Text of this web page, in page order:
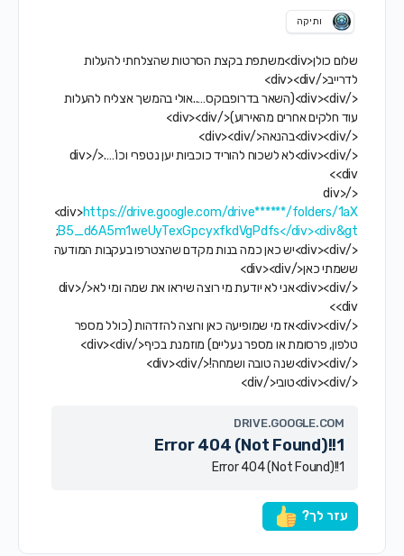
ותיקה
שלום כולן<div>משתפת בקצת הסרטות שהצלחתי להעלות
לדרייב</div><div>
</div><div>(השאר בדרופבוקס…..אולי בהמשך אצליח להעלות
עוד חלקים אחרים מהאירוע)</div><div>
</div><div>בהנאה</div><div>
</div><div>לא לשכוח להוריד כוכביות יען נטפרי וכו'….</div>
<div>
</div>
<div>https://drive.google.com/drive******/folders/1aX
B5_d6A5m1weUyTexGpcyxfkdVgPdfs</div><div&gt
;
</div><div>יש כאן כמה בנות מקדם שהצטרפו בעקבות המודעה
ששמתי כאן</div><div>
</div><div>אני לא יודעת מי רוצה שיראו את שמה ומי לא</div>
<div>
</div><div>אז מי שמופיעה כאן ורוצה להזדהות (כולל מספר
טלפון, פרסומת או מספר נעליים) מוזמנת בכיף</div><div>
</div><div>שנה טובה ושמחה!</div><div>
</div><div>טובי</div>
DRIVE.GOOGLE.COM
Error 404 (Not Found)!!1
Error 404 (Not Found)!!1
עזר לך?